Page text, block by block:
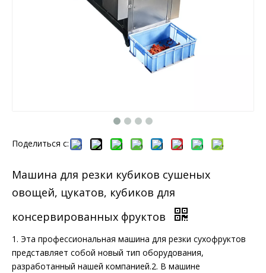
Поделиться с:
Машина для резки кубиков сушеных
овощей, цукатов, кубиков для
консервированных фруктов
1. Эта профессиональная машина для резки сухофруктов
представляет собой новый тип оборудования,
разработанный нашей компанией.2. В машине